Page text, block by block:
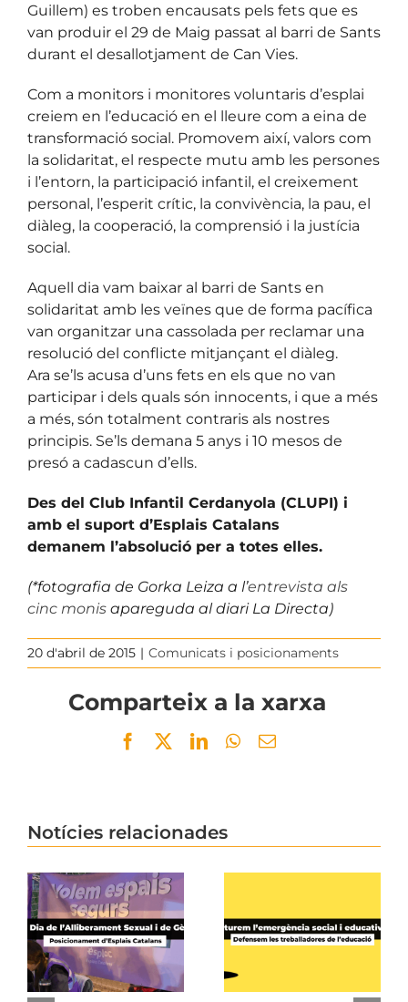
Guillem) es troben encausats pels fets que es
van produir el 29 de Maig passat al barri de Sants
durant el desallotjament de Can Vies.
Com a monitors i monitores voluntaris d’esplai
creiem en l’educació en el lleure com a eina de
transformació social. Promovem així, valors com
la solidaritat, el respecte mutu amb les persones
i l’entorn, la participació infantil, el creixement
personal, l’esperit crític, la convivència, la pau, el
diàleg, la cooperació, la comprensió i la justícia
social.
Aquell dia vam baixar al barri de Sants en
solidaritat amb les veïnes que de forma pacífica
van organitzar una cassolada per reclamar una
resolució del conflicte mitjançant el diàleg.
Ara se’ls acusa d’uns fets en els que no van
participar i dels quals són innocents, i que a més
a més, són totalment contraris als nostres
principis. Se’ls demana 5 anys i 10 mesos de
presó a cadascun d’ells.
Des del Club Infantil Cerdanyola (CLUPI) i
amb el suport d’Esplais Catalans
demanem l’absolució per a totes elles.
(*fotografia de Gorka Leiza a l’entrevista als
cinc monis apareguda al diari La Directa)
20 d'abril de 2015 | Comunicats i posicionaments
Comparteix a la xarxa
Facebook
TwitterLinkedInWhatsApp
Email
Notícies relacionades